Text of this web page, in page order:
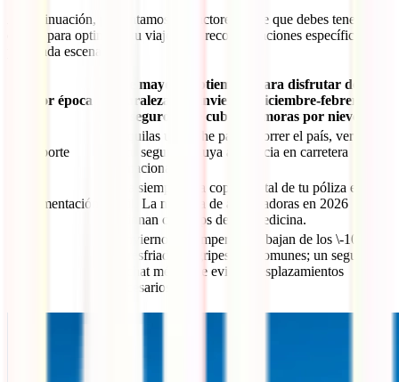
A continuación, presentamos los factores clave que debes tener en
cuenta para optimizar tu viaje y las recomendaciones específicas
para cada escenario:
Mejor época
De mayo a septiembre para disfrutar de la
naturaleza. En invierno (diciembre-febrero), el
seguro debe cubrir demoras por nieve.
Transporte
Si alquilas un coche para recorrer el país, verifica
que tu seguro incluya asistencia en carretera
internacional.
Documentación
Lleva siempre una copia digital de tu póliza en el
móvil. La mayoría de aseguradoras en 2026
funcionan con apps de telemedicina.
En invierno las temperaturas bajan de los \-10°C.
Los resfriados y gripes son comunes; un seguro
con chat médico te evitará desplazamientos
innecesarios.